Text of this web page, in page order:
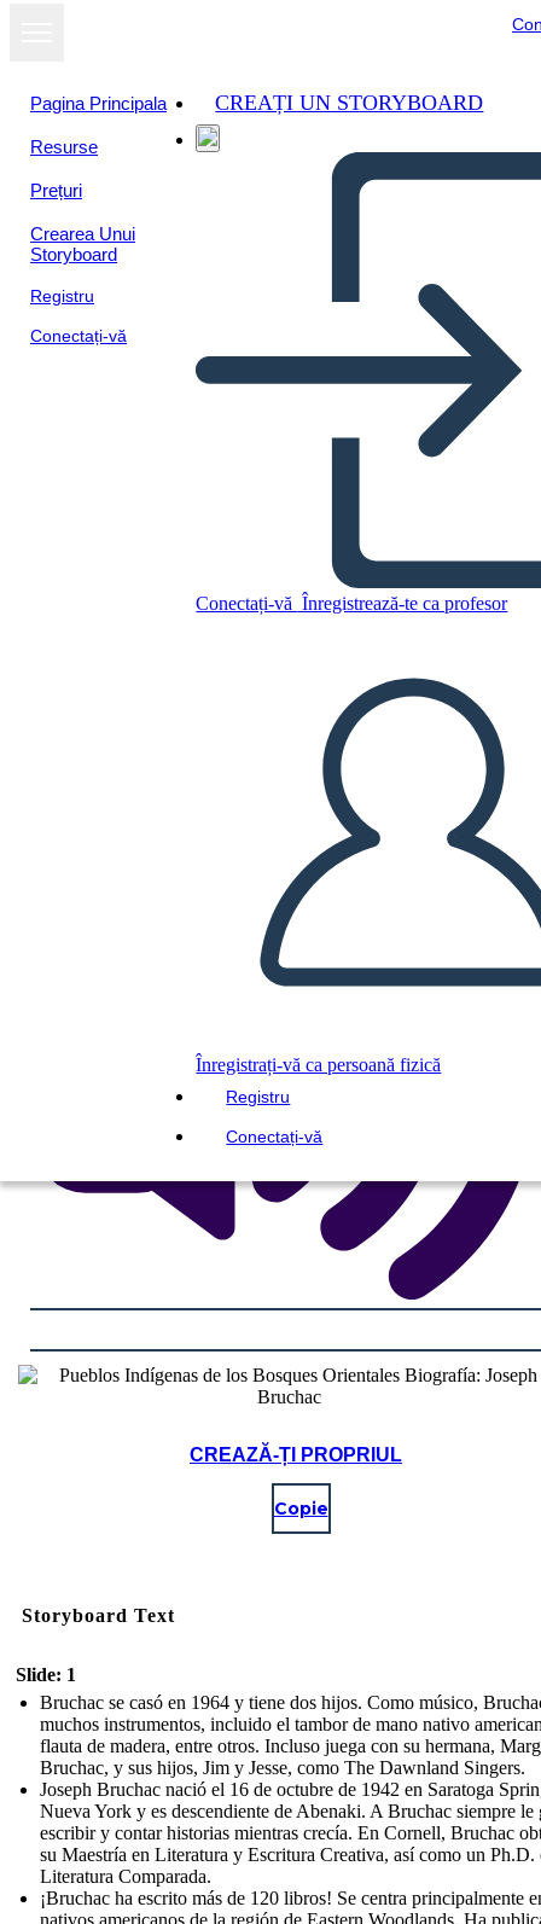
Pagina Principala
Resurse
Prețuri
Crearea Unui
Storyboard
Registru
Conectați-vă
CREAȚI UN STORYBOARD
Conectați-vă Înregistrează-te ca profesor
Înregistrați-vă ca persoană fizică
Registru
Conectați-vă
Biografía: Joseph Bruchac
CREAȚI UN STORYBOARD
REDAȚI PREZENTAREA DE DIAPOZITIVE
CITESTE-MI
CREAZĂ-ȚI PROPRIUL
Copie
Storyboard Text
Slide: 1
Bruchac se casó en 1964 y tiene dos hijos. Como músico,
muchos instrumentos, incluido el tambor de mano nativo
flauta de madera, entre otros. Incluso juega con su hermana,
Bruchac, y sus hijos, Jim y Jesse, como The Dawnland Singers.
Joseph Bruchac nació el 16 de octubre de 1942 en Saratoga
Nueva York y es descendiente de Abenaki. A Bruchac siempre le
escribir y contar historias mientras crecía. En Cornell, Bruchac
su Maestría en Literatura y Escritura Creativa, así como un Ph.D.
Literatura Comparada.
¡Bruchac ha escrito más de 120 libros! Se centra principalmente